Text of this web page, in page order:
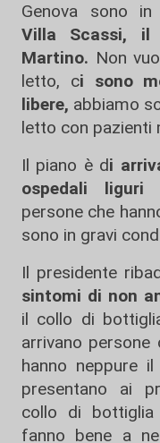
Genova sono
Villa Scassi, il
Martino. Non
letto, ci sono
libere, abbiamo
letto con pazienti
Il piano è di
ospedali liguri
persone che
sono in gravi
Il presidente
sintomi di non
il collo di
arrivano
hanno neppure
presentano ai
collo di bottiglia
fanno bene a